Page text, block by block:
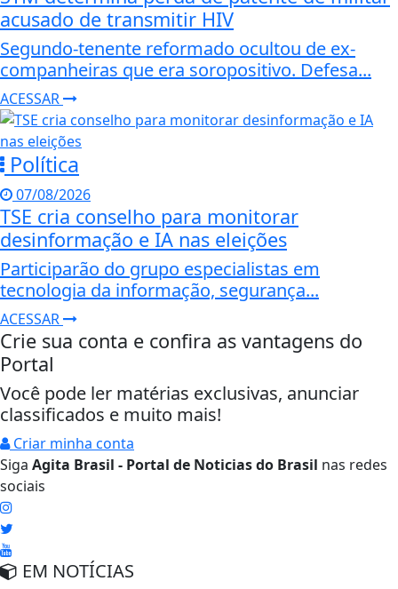
acusado de transmitir HIV
Segundo-tenente reformado ocultou de ex-
companheiras que era soropositivo. Defesa...
ACESSAR
Política
07/08/2026
TSE cria conselho para monitorar
desinformação e IA nas eleições
Participarão do grupo especialistas em
tecnologia da informação, segurança...
ACESSAR
Crie sua conta e confira as vantagens do
Portal
Você pode ler matérias exclusivas, anunciar
classificados e muito mais!
Criar minha conta
Siga Agita Brasil - Portal de Noticias do Brasil nas redes
sociais
EM NOTÍCIAS